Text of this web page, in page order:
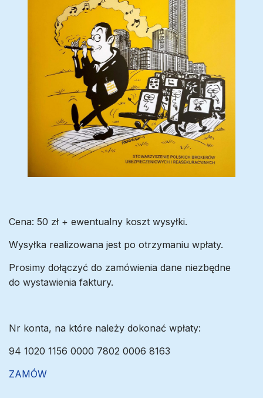
Cena: 50 zł + ewentualny koszt wysyłki.
Wysyłka realizowana jest po otrzymaniu wpłaty.
Prosimy dołączyć do zamówienia dane niezbędne
do wystawienia faktury.
Nr konta, na które należy dokonać wpłaty:
94 1020 1156 0000 7802 0006 8163
ZAMÓW